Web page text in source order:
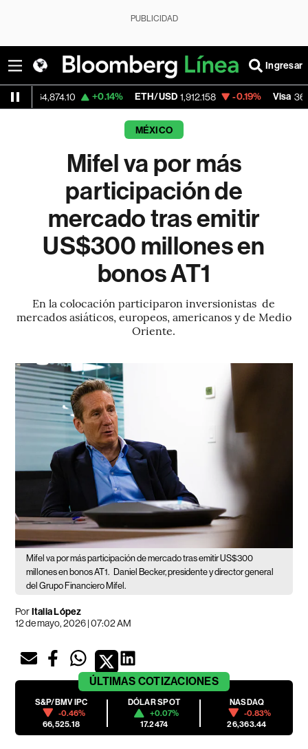
PUBLICIDAD
Ingresar
+0.14% ETH/USD 1,912.158 -0.19% Visa 368.54 -
MÉXICO
Mifel va por más
participación de
mercado tras emitir
US$300 millones en
bonos AT1
En la colocación participaron inversionistas de
mercados asiáticos, europeos, americanos y de Medio
Oriente.
Mifel va por más participación de mercado tras emitir US$300
millones en bonos AT1. Daniel Becker, presidente y director general
del Grupo Financiero Mifel.
PorItalia López
12 de mayo, 2026 | 07:02 AM
ÚLTIMAS COTIZACIONES
S&P/BMV IPC
-0.46%
66,525.18
DÓLAR SPOT
+0.07%
17.2474
NASDAQ
-0.83%
26,363.44